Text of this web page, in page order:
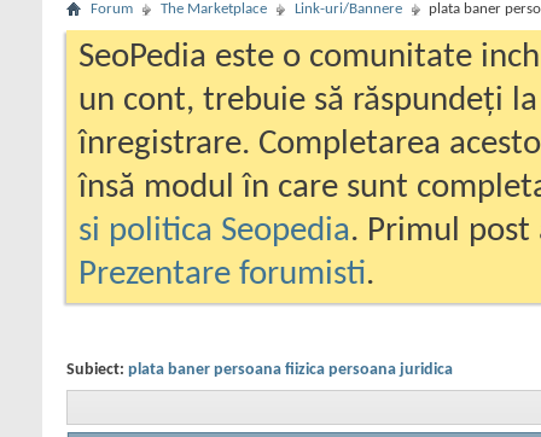
Forum The Marketplace Link-uri/Bannere plata baner
SeoPedia este o comunitate
un cont, trebuie să răspundeți
înregistrare. Completarea
însă modul în care sunt
si politica Seopedia. Primul
Prezentare forumisti.
Subiect: plata baner persoana fiizica persoana juridica